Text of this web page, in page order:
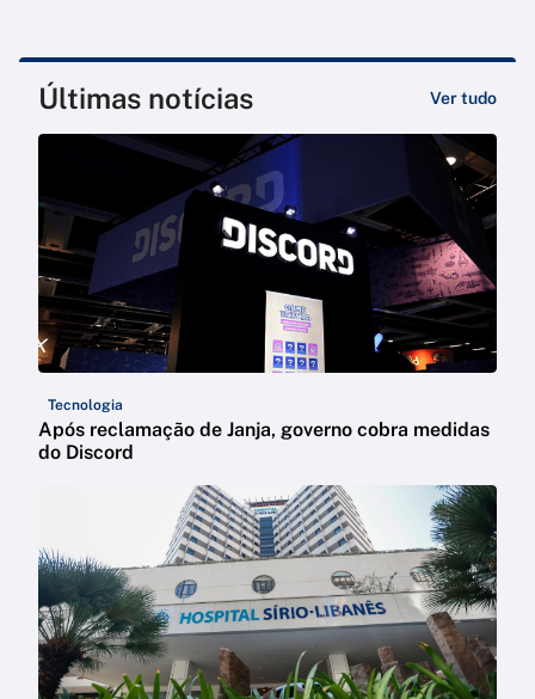
Últimas notícias Ver tudo
Tecnologia
Após reclamação de Janja, governo cobra medidas
do Discord